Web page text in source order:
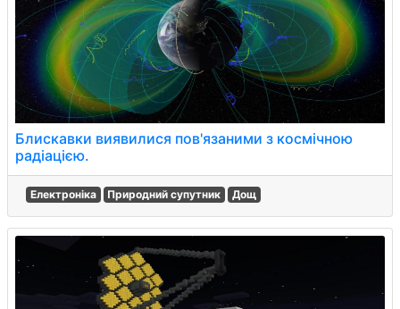
Блискавки виявилися пов'язаними з космічною
радіацією.
Електроніка Природний супутник Дощ